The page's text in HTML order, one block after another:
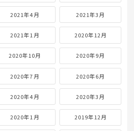
2021年4月 2021年3月
2021年1月 2020年12月
2020年10月 2020年9月
2020年7月 2020年6月
2020年4月 2020年3月
2020年1月 2019年12月